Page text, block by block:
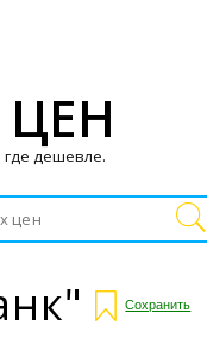
Сохранить
дешевле.